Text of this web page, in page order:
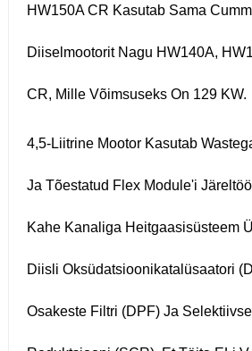
HW150A CR Kasutab Sama
Diiselmootorit Nagu HW140A,
CR, Mille Võimsuseks On 129 KW.
4,5-Liitrine Mootor Kasutab
Ja Tõestatud Flex Module'i
Kahe Kanaliga Heitgaasisüsteem
Diisli Oksüdatsioonikatalüsaatori
Osakeste Filtri (DPF) Ja